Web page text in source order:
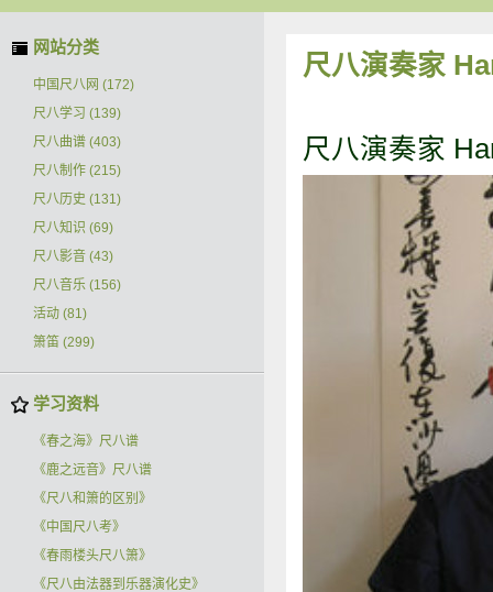
尺八演奏家
尺八演奏家
网站分类
中国尺八网 (172)
尺八学习 (139)
尺八曲谱 (403)
尺八制作 (215)
尺八历史 (131)
尺八知识 (69)
尺八影音 (43)
尺八音乐 (156)
活动 (81)
箫笛 (299)
学习资料
《春之海》尺八谱
《鹿之远音》尺八谱
《尺八和箫的区别》
《中国尺八考》
《春雨楼头尺八箫》
《尺八由法器到乐器演化史》